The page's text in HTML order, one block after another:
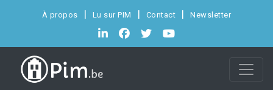
À propos Lu sur PIM Contact Newsletter